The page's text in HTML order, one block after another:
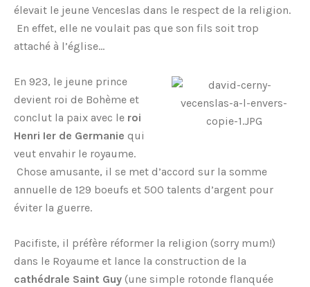
élevait le jeune Venceslas dans le respect de la religion.
En effet, elle ne voulait pas que son fils soit trop
attaché à l’église…
En 923, le jeune prince
devient roi de Bohème et
conclut la paix avec le roi
Henri Ier de Germanie qui
veut envahir le royaume.
Chose amusante, il se met d’accord sur la somme
annuelle de 129 boeufs et 500 talents d’argent pour
éviter la guerre.
Pacifiste, il préfère réformer la religion (sorry mum!)
dans le Royaume et lance la construction de la
cathédrale Saint Guy (une simple rotonde flanquée